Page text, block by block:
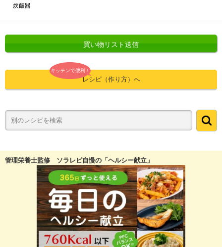
買い物リスト送信
キッチンで便利！
レシピ（作り方）へ
管理栄養士監修 ソラレピ自慢の「ヘルシー献立」